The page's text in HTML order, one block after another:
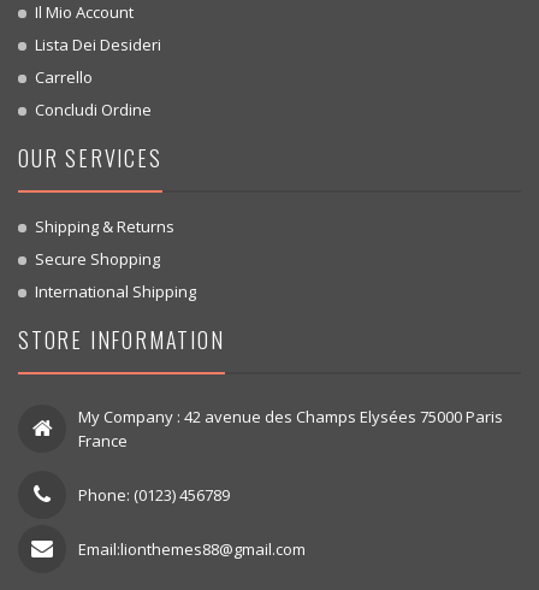
Il Mio Account
Lista Dei Desideri
Carrello
Concludi Ordine
OUR SERVICES
Shipping & Returns
Secure Shopping
International Shipping
STORE INFORMATION
My Company : 42 avenue des Champs Elysées 75000 Paris
France
Phone: (0123) 456789
Email:lionthemes88@gmail.com